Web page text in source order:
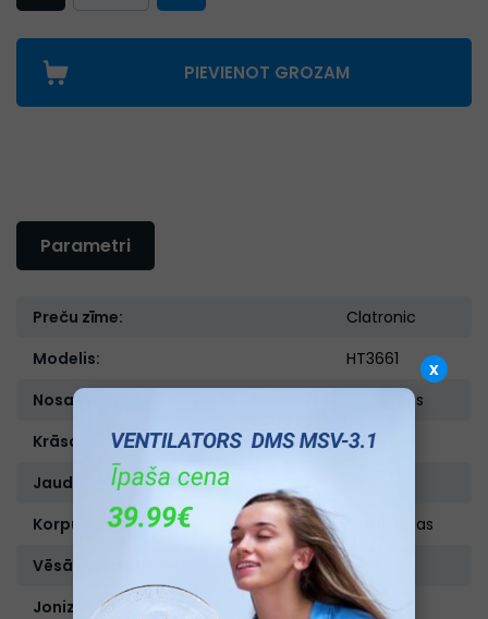
PIEVIENOT GROZAM
Parametri
Preču zīme:
Clatronic
Modelis:
HT3661
Nosaukums:
Matu fēns
Krāsa:
Melna
Jauda, W:
Korpusa materiāls:
Plastmasas
Vēsā gaisa plūsma:
Ir
Jonizācija:
Ir
x